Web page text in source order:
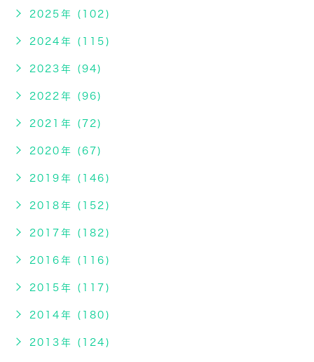
2025年 (102)
2024年 (115)
2023年 (94)
2022年 (96)
2021年 (72)
2020年 (67)
2019年 (146)
2018年 (152)
2017年 (182)
2016年 (116)
2015年 (117)
2014年 (180)
2013年 (124)